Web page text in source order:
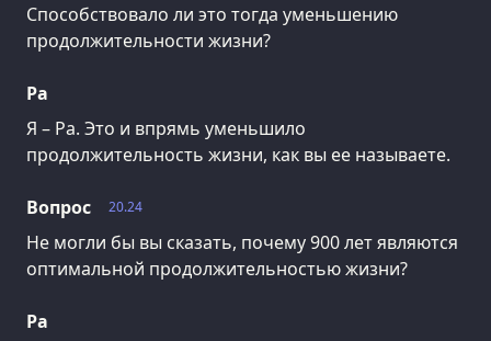
Способствовало ли это тогда уменьшению
продолжительности жизни?
Ра
Я – Ра. Это и впрямь уменьшило
продолжительность жизни, как вы ее называете.
20.24
Вопрос
Не могли бы вы сказать, почему 900 лет являются
оптимальной продолжительностью жизни?
Ра